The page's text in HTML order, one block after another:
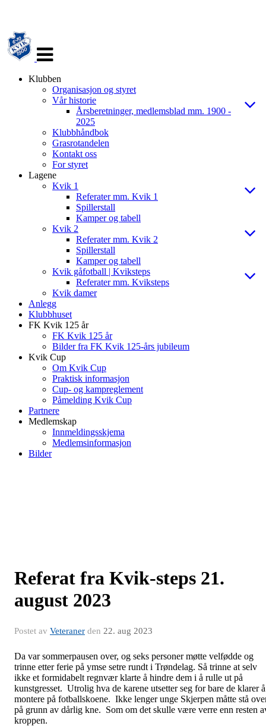
navigasjon
Klubben
Organisasjon og styret
Vår historie
Årsberetninger, medlemsblad mm. 1900 -
2025
Klubbhåndbok
Grasrotandelen
Kontakt oss
For styret
Lagene
Kvik 1
Referater mm. Kvik 1
Spillerstall
Kamper og tabell
Kvik 2
Referater mm. Kvik 2
Spillerstall
Kamper og tabell
Kvik gåfotball | Kviksteps
Referater mm. Kviksteps
Kvik damer
Anlegg
Klubbhuset
FK Kvik 125 år
FK Kvik 125 år
Bilder fra FK Kvik 125-års jubileum
Kvik Cup
Om Kvik Cup
Praktisk informasjon
Cup- og kampreglement
Påmelding Kvik Cup
Partnere
Medlemskap
Innmeldingsskjema
Medlemsinformasjon
Bilder
Referat fra Kvik-steps 21.
august 2023
Postet av Veteraner den 22. aug 2023
Da var sommerpausen over, og seks personer møtte velfødde og
trinne etter ferie på ymse setre rundt i Trøndelag. Så trinne at selv
ikke et formidabelt regnvær klarte å hindre dem i å rulle ut på
kunstgresset. Utrolig hva de karene utsetter seg for bare de klarer å
montere på fotballskoene. Ikke lenger unge Skjerpen måtte stå
på grunn av dårlig kne. Som om det skulle være verre enn resten
kroppen.